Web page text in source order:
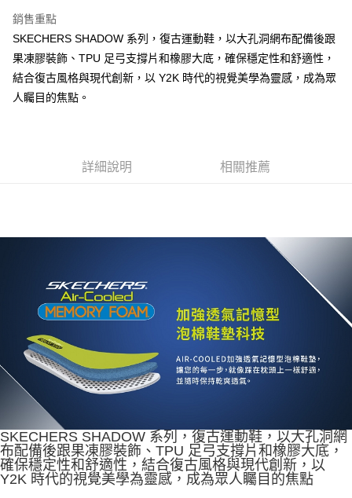
3.實際核准額度、可分期數及費用金額請依後續交易確認頁面所載為準。
4.訂單成立30分鐘內，如未前往確認交易或遇審核未通過，訂單將自動取
消。如遇「轉專審核」未通過狀況，表示未達大哥付你分期系統評分，恕無
法說明評估內容。
【繳款方式說明】
1.分期款項不併入電信帳單，「大哥付你分期」於每月結算日後寄送繳費提
由本公司與您本人進行分期帳單所需資料之確認、核對及更正。
https://oppay.tw/userRule
宅配
銷售重點
SKECHERS SHADOW 系列，復古運動鞋，以大孔洞網布配備後跟
果凍膠裝飾、TPU 足弓支撐片和橡膠大底，確保穩定性和舒適性，
結合復古風格與現代創新，以 Y2K 時代的視覺美學為靈感，成為眾
人矚目的焦點。
詳細說明 相關推薦
SKECHERS SHADOW 系列，復古運動鞋，以大孔洞網
布配備後跟果凍膠裝飾、TPU 足弓支撐片和橡膠大底，
確保穩定性和舒適性，結合復古風格與現代創新，以
Y2K 時代的視覺美學為靈感，成為眾人矚目的焦點